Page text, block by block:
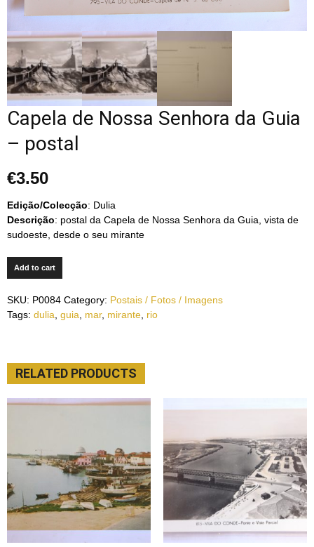
Capela de Nossa Senhora da Guia
– postal
€3.50
Edição/Colecção: Dulia
Descrição: postal da Capela de Nossa Senhora da Guia, vista de
sudoeste, desde o seu mirante
Add to cart
SKU: P0084 Category: Postais / Fotos / Imagens
Tags: dulia, guia, mar, mirante, rio
RELATED PRODUCTS